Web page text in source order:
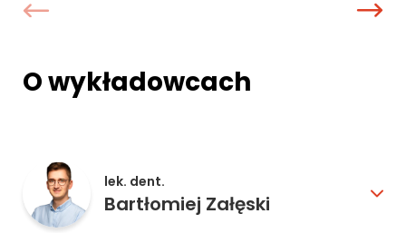
O wykładowcach
lek. dent.
Bartłomiej Załęski